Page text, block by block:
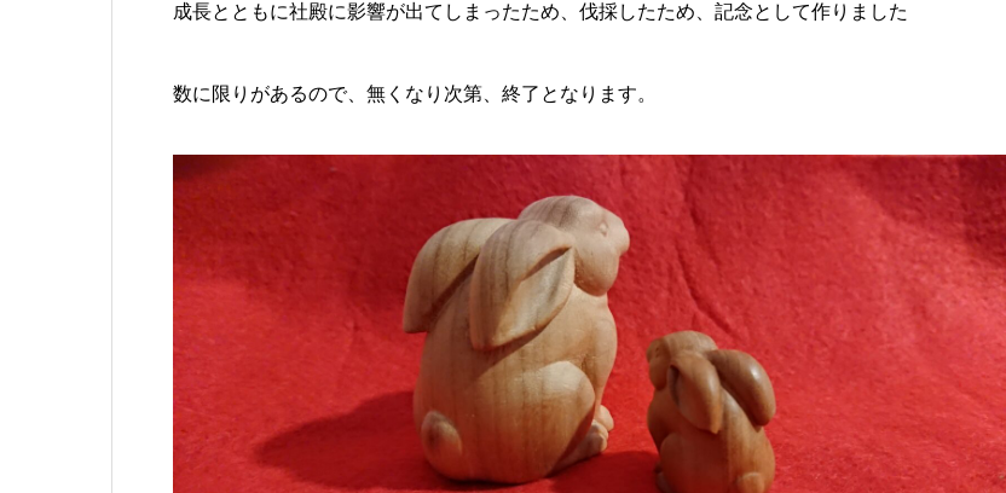
成長とともに社殿に影響が出てしまったため、伐採したため、記念として作りました
数に限りがあるので、無くなり次第、終了となります。